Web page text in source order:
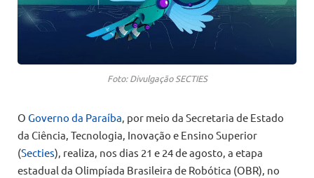
Foto: Divulgação SECTIES
O Governo da Paraíba, por meio da Secretaria de Estado
da Ciência, Tecnologia, Inovação e Ensino Superior
(Secties), realiza, nos dias 21 e 24 de agosto, a etapa
estadual da Olimpíada Brasileira de Robótica (OBR), no